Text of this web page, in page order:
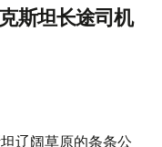
斯坦长途司机
辽阔草原的条条公